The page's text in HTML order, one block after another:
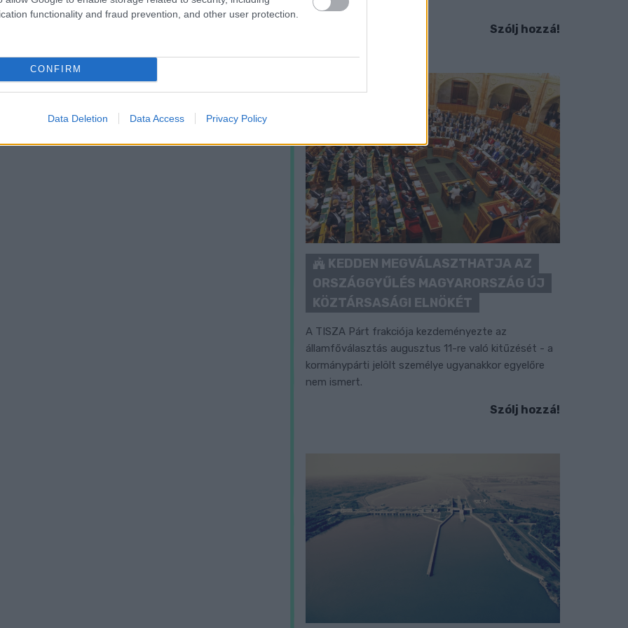
functionality and fraud prevention, and other user protection.
CONFIRM
Data Deletion Data Access Privacy Policy
Szólj hozzá!
KEDDEN MEGVÁLASZTHATJA AZ
ORSZÁGGYŰLÉS MAGYARORSZÁG ÚJ
KÖZTÁRSASÁGI ELNÖKÉT
A TISZA Párt frakciója kezdeményezte az
államfőválasztás augusztus 11-re való kitűzését - a
kormánypárti jelölt személye ugyanakkor egyelőre
nem ismert.
Szólj hozzá!